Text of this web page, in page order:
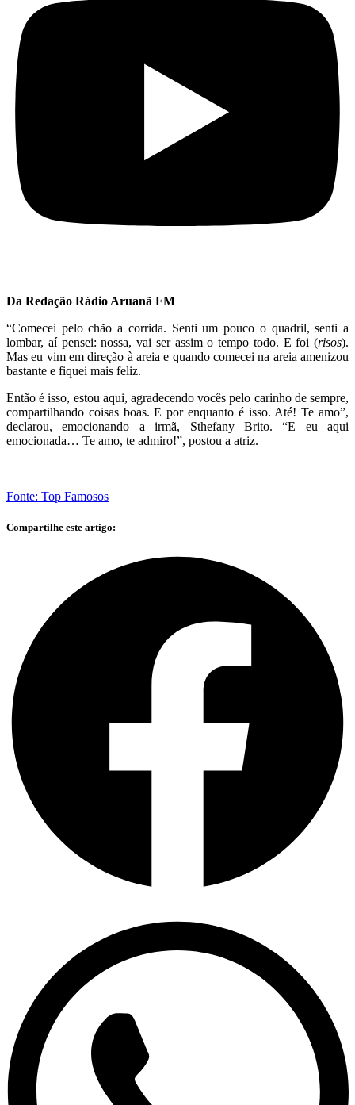
Da Redação Rádio Aruanã FM
“Comecei pelo chão a corrida. Senti um pouco o quadril, senti a
lombar, aí pensei: nossa, vai ser assim o tempo todo. E foi (risos).
Mas eu vim em direção à areia e quando comecei na areia amenizou
bastante e fiquei mais feliz.
Então é isso, estou aqui, agradecendo vocês pelo carinho de sempre,
compartilhando coisas boas. E por enquanto é isso. Até! Te amo”,
declarou, emocionando a irmã, Sthefany Brito. “E eu aqui
emocionada… Te amo, te admiro!”, postou a atriz.
Fonte: Top Famosos
Compartilhe este artigo: